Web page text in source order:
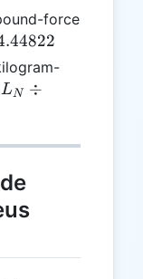
force
LN
÷